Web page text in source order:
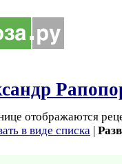
отображаются
в виде списка |